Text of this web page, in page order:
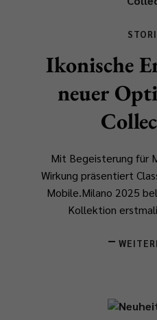
Ikonische
neuer
Mit Begeisterung für
Wirkung präsentiert
Mobile.Milano 2025
Kollektion